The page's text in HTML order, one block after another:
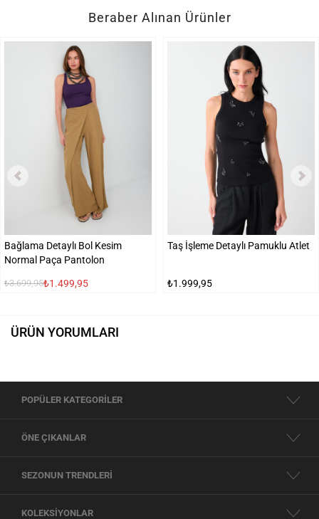
Beraber Alınan Ürünler
Bağlama Detaylı Bol Kesim
Normal Paça Pantolon
₺3.699,95₺1.499,95
Taş İşleme Detaylı Pamuklu Atlet
₺1.999,95
ÜRÜN YORUMLARI
POPÜLER KATEGORİLER
ÖNE ÇIKANLAR
SEZONUN TRENDLERİ
KOLEKSİYONLAR